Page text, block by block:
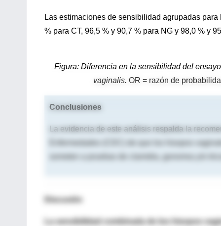
Las estimaciones de sensibilidad agrupadas
% para CT, 96,5 % y 90,7 % para NG y 98,0 % y
Figura: Diferencia en la sensibilidad del
vaginalis. OR = razón de
Conclusiones
La evidencia de este análisis respalda la
Enfermedades (CDC) de que los hisopos
Discusión
La sensibilidad combinada de los hisopos